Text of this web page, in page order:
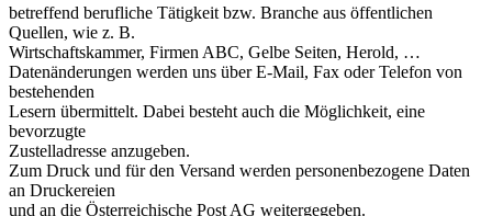
betreffend berufliche Tätigkeit bzw. Branche aus öffentlichen
Quellen, wie z. B.
Wirtschaftskammer, Firmen ABC, Gelbe Seiten, Herold, …
Datenänderungen werden uns über E-Mail, Fax oder Telefon von
bestehenden
Lesern übermittelt. Dabei besteht auch die Möglichkeit, eine
bevorzugte
Zustelladresse anzugeben.
Zum Druck und für den Versand werden personenbezogene Daten
an Druckereien
und an die Österreichische Post AG weitergegeben.